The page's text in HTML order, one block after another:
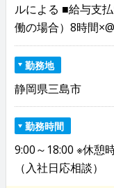
ルによる ■給与支
働の場合）8時間
勤務地
静岡県三島市
勤務時間
9:00～18:00 ※休憩
（入社日応相談）